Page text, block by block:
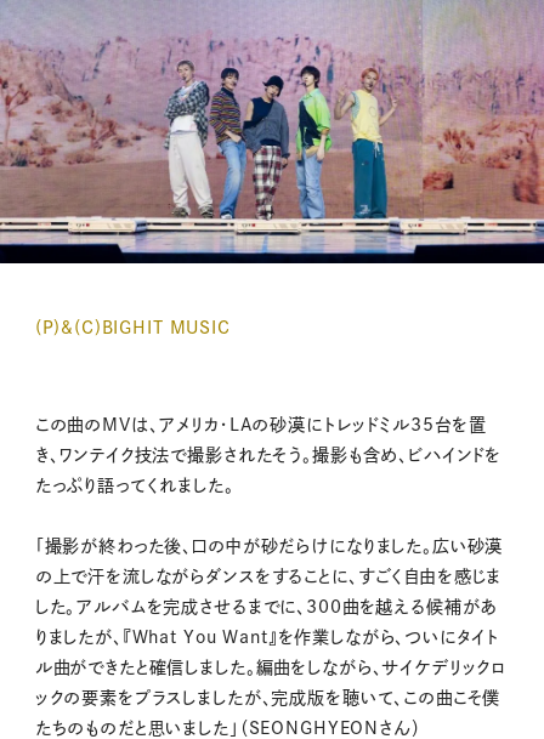
(P)&(C)BIGHIT MUSIC
この曲のMVは、アメリカ・LAの砂漠にトレッドミル35台を置
き、ワンテイク技法で撮影されたそう。撮影も含め、ビハインドを
たっぷり語ってくれました。
「撮影が終わった後、口の中が砂だらけになりました。広い砂漠
の上で汗を流しながらダンスをすることに、すごく自由を感じま
した。アルバムを完成させるまでに、300曲を越える候補があ
りましたが、『What You Want』を作業しながら、ついにタイト
ル曲ができたと確信しました。編曲をしながら、サイケデリックロ
ックの要素をプラスしましたが、完成版を聴いて、この曲こそ僕
たちのものだと思いました」（SEONGHYEONさん）